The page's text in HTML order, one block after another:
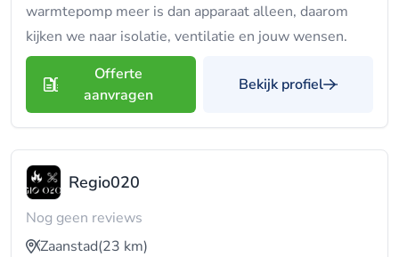
warmtepomp meer is dan apparaat alleen, daarom
kijken we naar isolatie, ventilatie en jouw wensen.
Offerte
aanvragen
Bekijk profiel
Regio020
Nog geen reviews
Zaanstad(23 km)